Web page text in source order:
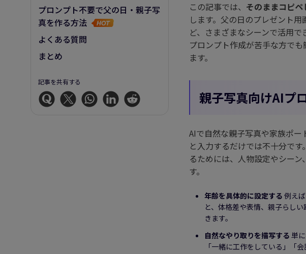
プロンプト不要で父の日・親子写
真を作る方法
よくある質問
まとめ
記事を共有する
この記事では、 そのままコピ
します。父の日のプレゼント
ど、さまざまなシーンで活用
プロンプト作成が苦手な方で
ます。
親子写真向けAIプ
AIで自然な親子写真や家族ポー
と入力するだけでは不十分で
るためには、人物設定やシー
す。
年齢を具体的に設定する 例え
と、体格差や表情、親子らし
きます。
自然なやり取りを描写する 単
「一緒に工作をしている」「